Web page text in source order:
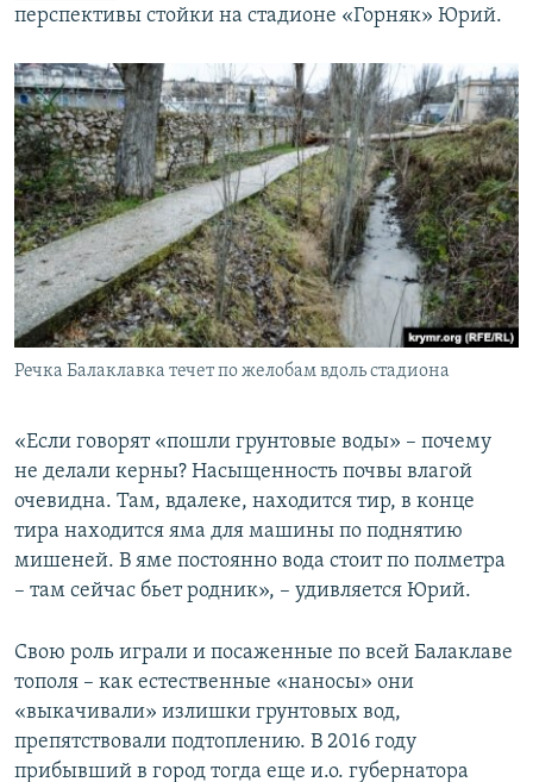
перспективы стойки на стадионе «Горняк» Юрий.
Речка Балаклавка течет по желобам вдоль стадиона
«Если говорят «пошли грунтовые воды» – почему
не делали керны? Насыщенность почвы влагой
очевидна. Там, вдалеке, находится тир, в конце
тира находится яма для машины по поднятию
мишеней. В яме постоянно вода стоит по полметра
– там сейчас бьет родник», – удивляется Юрий.
Свою роль играли и посаженные по всей Балаклаве
тополя – как естественные «наносы» они
«выкачивали» излишки грунтовых вод,
препятствовали подтоплению. В 2016 году
прибывший в город тогда еще и.о. губернатора